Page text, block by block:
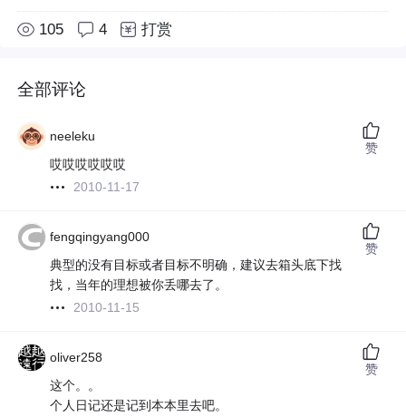
105 4 打赏
全部评论
neeleku
哎哎哎哎哎哎
2010-11-17
赞
fengqingyang000
典型的没有目标或者目标不明确，建议去箱头底下找
找，当年的理想被你丢哪去了。
2010-11-15
赞
oliver258
这个。。
个人日记还是记到本本里去吧。
赞